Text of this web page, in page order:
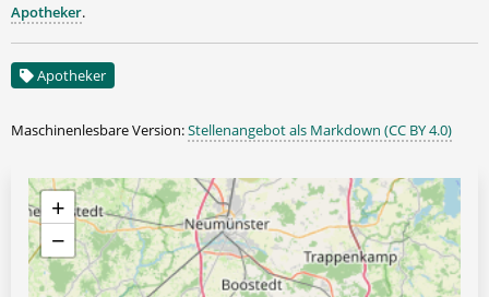
Apotheker.
Apotheker
Maschinenlesbare Version:Stellenangebot als Markdown (CC BY 4.0)
+
−